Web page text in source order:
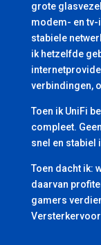
grote
modem- en tv-
stabiele
ik hetzelfde
verbindingen,
Toen ik UniFi
compleet.
snel en stabiel
Toen dacht ik:
daarvan
gamers